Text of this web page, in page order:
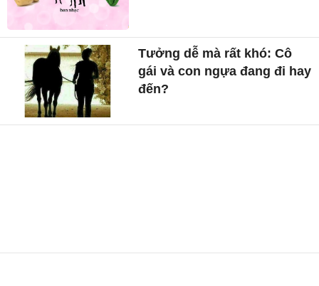
Tưởng dễ mà rất khó: Cô
gái và con ngựa đang đi hay
đến?